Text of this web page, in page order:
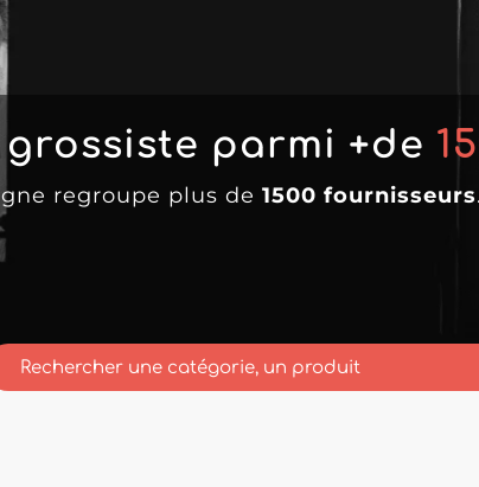
parmi +de
regroupe plus de 1500 fournisseurs